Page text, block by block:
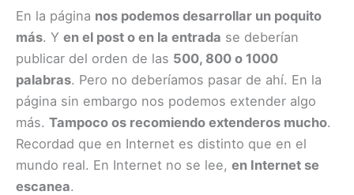
En la página nos podemos desarrollar un poquito
más. Y en el post o en la entrada se deberían
publicar del orden de las 500, 800 o 1000
palabras. Pero no deberíamos pasar de ahí. En la
página sin embargo nos podemos extender algo
más. Tampoco os recomiendo extenderos mucho.
Recordad que en Internet es distinto que en el
mundo real. En Internet no se lee, en Internet se
escanea.